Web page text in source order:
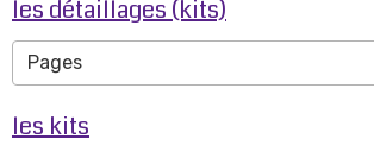
les détaillages (kits)
les kits